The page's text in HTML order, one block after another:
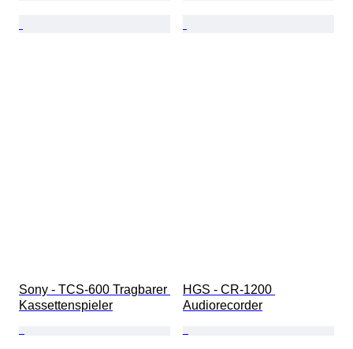
Sony - TCS-600 Tragbarer
Kassettenspieler
HGS - CR-1200
Audiorecorder